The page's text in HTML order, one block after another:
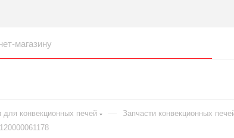
для конвекционных печей — Запчасти конвекционных